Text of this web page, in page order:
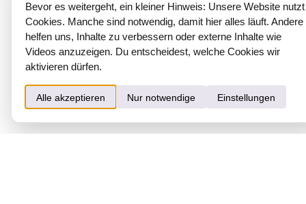
Bevor es weitergeht, ein kleiner Hinweis: Unsere Website nutzt
Cookies. Manche sind notwendig, damit hier alles läuft. Andere
helfen uns, Inhalte zu verbessern oder externe Inhalte wie
Videos anzuzeigen. Du entscheidest, welche Cookies wir
aktivieren dürfen.
Alle akzeptieren Nur notwendige Einstellungen